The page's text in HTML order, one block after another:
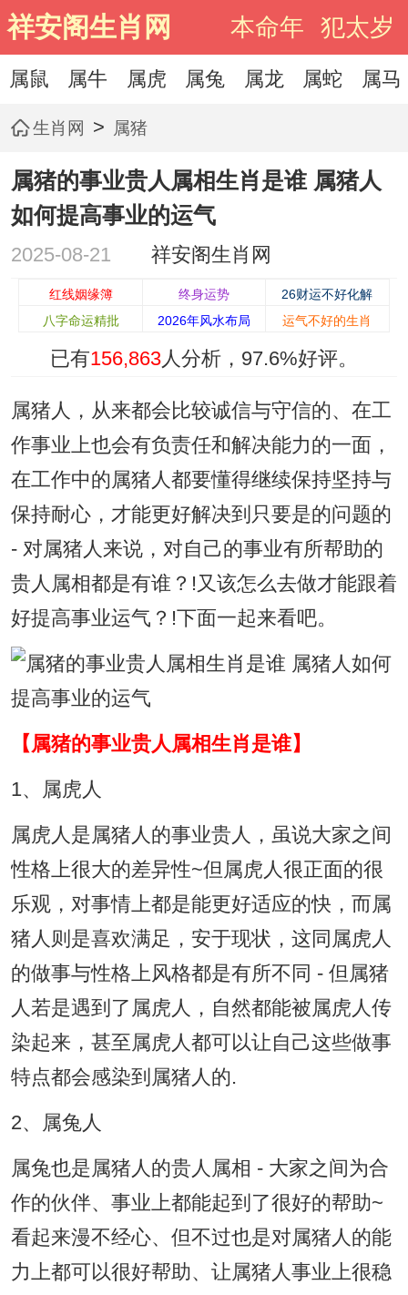
祥安阁生肖网 本命年 犯太岁
属鼠 属牛 属虎 属兔 属龙 属蛇 属马
生肖网 > 属猪
属猪的事业贵人属相生肖是谁 属猪人
如何提高事业的运气
2025-08-21 祥安阁生肖网
红线姻缘簿 终身运势
26财运不好化解
八字命运精批
2026年风水布局 运气不好的生肖
已有156,863人分析， 97.6%好评。
属猪人，从来都会比较诚信与守信的、在工
作事业上也会有负责任和解决能力的一面，
在工作中的属猪人都要懂得继续保持坚持与
保持耐心，才能更好解决到只要是的问题的
- 对属猪人来说，对自己的事业有所帮助的
贵人属相都是有谁？!又该怎么去做才能跟着
好提高事业运气？!下面一起来看吧。
【属猪的事业贵人属相生肖是谁】
1、属虎人
属虎人是属猪人的事业贵人，虽说大家之间
性格上很大的差异性~但属虎人很正面的很
乐观，对事情上都是能更好适应的快，而属
猪人则是喜欢满足，安于现状，这同属虎人
的做事与性格上风格都是有所不同 - 但属猪
人若是遇到了属虎人，自然都能被属虎人传
染起来，甚至属虎人都可以让自己这些做事
特点都会感染到属猪人的.
2、属兔人
属兔也是属猪人的贵人属相 - 大家之间为合
作的伙伴、事业上都能起到了很好的帮助~
看起来漫不经心、但不过也是对属猪人的能
力上都可以很好帮助、让属猪人事业上很稳